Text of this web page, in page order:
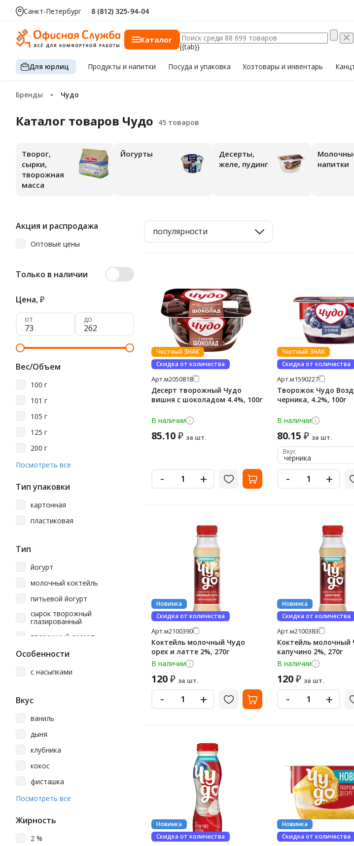
Санкт-Петербург 8 (812) 325-94-04
Каталог
{{tab}}
Для юрлиц Продуктыи напитки Посуда и упаковка Хозтоварыи инвентарь
Бренды Чудо
Каталог товаров Чудо
Творог,
сырки,
творожная
масса
Йогурты
Десерты,
желе, пудинг
напитки
Акция и распродажа
Оптовые цены
Только в наличии
Цена,₽
от до
Вес/Объем
100 г
101 г
105 г
125 г
200 г
260 г
40 г
Посмотреть все
Тип упаковки
картонная
пластиковая
Тип
йогурт
молочный коктейль
питьевой йогурт
сырок творожный
глазированный
творожный десерт
Особенности
с насыпками
Вкус
ваниль
дыня
клубника
кокос
фисташка
шоколад
Посмотреть все
Жирность
2 %
популярности
Честный ЗНАК
Скидка от количества
Арт.м2050818
Десерт творожный Чудо
вишня с шоколадом 4.4%, 100г
В наличии
85.10₽ за шт.
- +
Честный ЗНАК
Скидка от количества
Арт.м1590227
Творожок Чудо
черника, 4.2%, 100г
В наличии
80.15 ₽ за шт.
Вкус
черника
- +
Новинка
Скидка от количества
Арт.м2100390
Коктейль молочный Чудо
орех и латте 2%, 270г
В наличии
120₽ за шт.
- +
Новинка
Скидка от количества
Арт.м2100383
Коктейль молочный
капучино 2%, 270г
В наличии
120₽ за шт.
- +
Новинка
Скидка от количества
Новинка
Скидка от количества